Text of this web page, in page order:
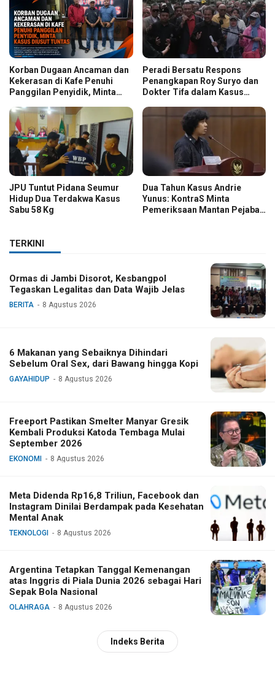
Korban Dugaan Ancaman dan
Kekerasan di Kafe Penuhi
Panggilan Penyidik, Minta
Peradi Bersatu Respons
Penangkapan Roy Suryo dan
Dokter Tifa dalam Kasus
JPU Tuntut Pidana Seumur
Hidup Dua Terdakwa Kasus
Sabu 58 Kg
Dua Tahun Kasus Andrie
Yunus: KontraS Minta
Pemeriksaan Mantan Pejabat
TERKINI
Ormas di Jambi Disorot, Kesbangpol
Tegaskan Legalitas dan Data Wajib Jelas
BERITA 8 Agustus 2026
6 Makanan yang Sebaiknya Dihindari
Sebelum Oral Sex, dari Bawang hingga Kopi
GAYAHIDUP 8 Agustus 2026
Freeport Pastikan Smelter Manyar Gresik
Kembali Produksi Katoda Tembaga Mulai
September 2026
EKONOMI 8 Agustus 2026
Meta Didenda Rp16,8 Triliun, Facebook dan
Instagram Dinilai Berdampak pada Kesehatan
Mental Anak
TEKNOLOGI 8 Agustus 2026
Argentina Tetapkan Tanggal Kemenangan
atas Inggris di Piala Dunia 2026 sebagai Hari
Sepak Bola Nasional
OLAHRAGA 8 Agustus 2026
Indeks Berita